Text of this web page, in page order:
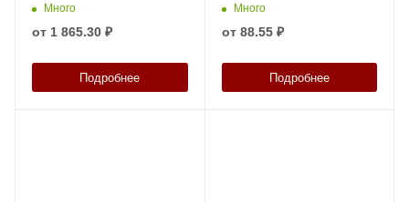
Много
от 1 865.30 ₽
Подробнее
Много
от 88.55 ₽
Подробнее